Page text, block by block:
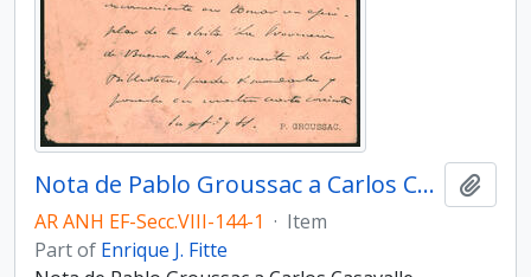
Nota de Pablo Groussac a Carlos Casavalle,
AR ANH EF-Secc.VIII-144-1 · Item
Part of Enrique J. Fitte